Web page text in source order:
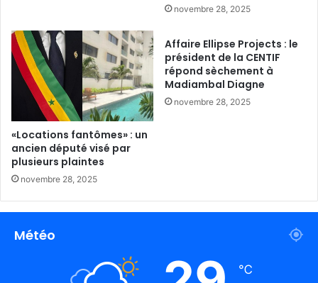
novembre 28, 2025
«Locations fantômes» : un
ancien député visé par
plusieurs plaintes
novembre 28, 2025
Affaire Ellipse Projects : le
président de la CENTIF
répond sèchement à
Madiambal Diagne
novembre 28, 2025
Météo
℃